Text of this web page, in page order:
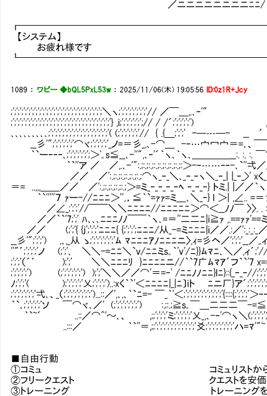
／ニニニニニニニ
【システム】
お疲れ様です
1089 ： ワビー ◆bQL5PxL53w ：2025/11/06(木) 19:05:56 ID:0z1R+Jcy
;';';';';';';';';';';';';';';';';';';';';';';';';';＼ヽ;';';';';';';';'// ／
;';';';';';';';';';';';';';';';';';';';';';';';';';';';'} ,i;';';';';';';// / /
､､､､､､､､､;';';';';';';';';';';';';';';';';'( (;';';';';';'// { .{＿;';';' -─…─-
__彡'";';';';';';'⌒ヾ;';';';';'_ノ=＝彡_,､-⌒＿ -‐…宀冖宀＝=､、￣
｀`ー‐‐‐､;';';';';';';＞'｡s≦__､-''",､‐'´｀ヽ､｀ヽ､＿＿＿＿__:. :. :. ￣
｀`''ア ／ ／,.､-'":.;:.;:.;:.;:.;:.;:.;:.;:＞-‐……‐‐-､`''弌／
／／ ／':.;:.;:.;:.;:.;:.;⌒ヽ_‐_＼､_‐_‐ヽ＼_‐_| |_‐_>' x
＝= ..,,,＿＿／／ ／':.;:.;:.;:.;:.;＞=ミ_‐_‐_‐_‐ﾍ ‐_‐_‐} トミ.| |／／｀
｀`'''''７ ｧー-//ﾆﾆﾆ＞'ﾞ,，≦｀`=ｧｧ=ミ＿､＼_‐} l ＞| ,∠.. =＝
／∠_;';';'//￣￣＼＼ﾆﾆﾆﾆ//ﾆﾆﾆﾆﾆ＞⌒＜__ﾉﾉ￣ 〉〉. . : :
／／｀`'7;';' ﾊ､､､ﾆﾆﾆﾉﾉ￣￣｀ヽ､=＝''二二ﾆ|i≧ｧ ,.==ｧｧ'==ミ_
／／ (;';'{ {j';';';'ﾆﾆﾆ{ {;';';';ﾆﾆﾆ/从_-=ミﾆﾆﾆ|i／／.:／':_:_:_／
__彡'";';';') ,､,_从 ゝ;';';';';';';'ﾑ ﾏﾆﾆﾆｱﾉﾆﾆﾆニ〉,ｨ=彡ヘ／';';';'__／
''"´;';';';'ノ (;';'､ ＼＼-=ﾆﾆ＼`v/ﾆﾆミs｡｀'v'/ﾆ}}ﾑﾏﾆ､＼／,ィ
;';';'（´´ );';'㍉ ＼＼ﾆﾆﾆﾘ }ﾆﾆﾆﾆニ//｀`7广ﾑﾏｱ´フ｀`'7
;';';';';') (;';';';';';') );';'＼＼／／⌒'＝=‐' /ﾆﾆﾉﾉﾆﾆ}lﾆ}::{_‐_‐//
ﾉ;';';'( );';';';';'乂;';';';')..:xく｀`'＜ﾆﾆﾆﾆ|_|ﾆ〕iト ∟ﾆニ厂}
;';';';';';';'弌､、_（;';';';';';';';')...::／',､,､｀`ﾆ=- ￣_｀'＜
｀`､;';';';';'ソ ￣⌒ヾ､／' (;';';';';';';') :.;:.;≧s｡￣＿二二二￣-=≦ ,,
｀`~´ ..::／⌒^'～､、 ,;;';';';'ミ;';';';';'乂_,､-‐'⌒ヽ＼
..:::／ ｀`''＝,;;';';';';';';';';';';';'爻
■自由行動
①コミュ コミュリストから一人選
②フリークエスト クエストを安価で募
③トレーニング トレーニングを行い経験値を